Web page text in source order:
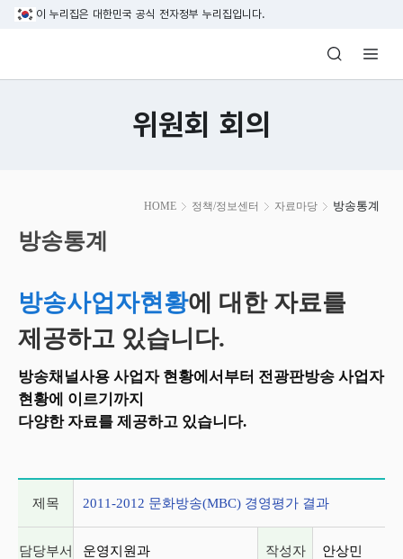
본문 바로가기
이 누리집은 대한민국 공식 전자정부 누리집입니다.
방송미디어통신위원회 Korea Media
위원회 회의
HOME 정책/정보센터 자료마당 방송통계
시
작
방송통계
방송사업자현황에 대한 자료를
제공하고 있습니다.
방송채널사용 사업자 현황에서부터 전광판방송 사업자
현황에 이르기까지
다양한 자료를 제공하고 있습니다.
제목 2011-2012 문화방송(MBC) 경영평가 결과
담당부서 운영지원과 작성자 안상민